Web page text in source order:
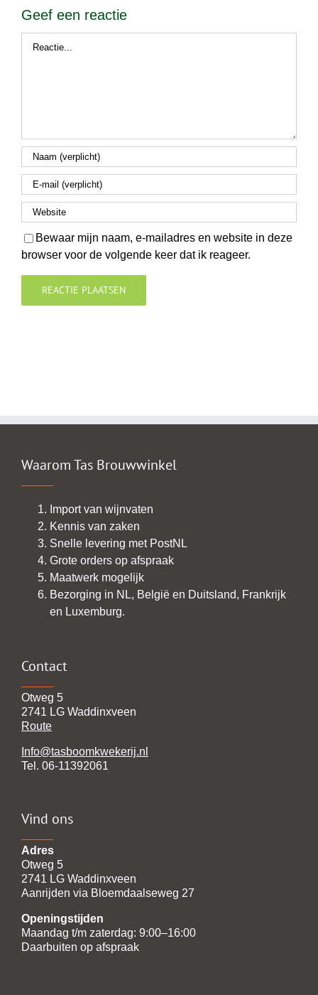
Geef een reactie
Bewaar mijn naam, e-mailadres en website in deze
browser voor de volgende keer dat ik reageer.
Waarom Tas Brouwwinkel
Import van wijnvaten
Kennis van zaken
Snelle levering met PostNL
Grote orders op afspraak
Maatwerk mogelijk
Bezorging in NL, België en Duitsland, Frankrijk
en Luxemburg.
Contact
Otweg 5
2741 LG Waddinxveen
Route
Info@tasboomkwekerij.nl
Tel. 06-11392061
Vind ons
Adres
Otweg 5
2741 LG Waddinxveen
Aanrijden via Bloemdaalseweg 27
Openingstijden
Maandag t/m zaterdag: 9:00–16:00
Daarbuiten op afspraak